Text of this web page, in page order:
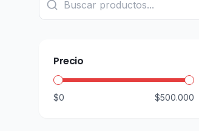
Precio
$0 $500.000